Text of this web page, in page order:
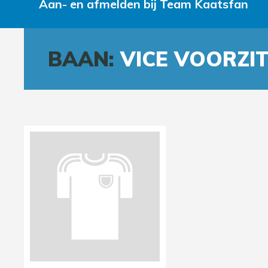
Aan- en afmelden bij Team Kaatsfan
BAAN:VICE